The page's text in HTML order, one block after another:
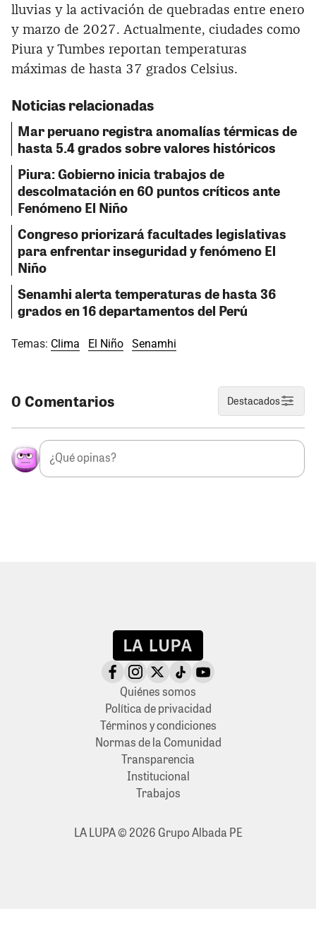
lluvias y la activación de quebradas entre enero
y marzo de 2027. Actualmente, ciudades como
Piura y Tumbes reportan temperaturas
máximas de hasta 37 grados Celsius.
Noticias relacionadas
Mar peruano registra anomalías térmicas de
hasta 5.4 grados sobre valores históricos
Piura: Gobierno inicia trabajos de
descolmatación en 60 puntos críticos ante
Fenómeno El Niño
Congreso priorizará facultades legislativas
para enfrentar inseguridad y fenómeno El
Niño
Senamhi alerta temperaturas de hasta 36
grados en 16 departamentos del Perú
Temas: Clima El Niño Senamhi
0 Comentarios Destacados
Quiénes somos
Política de privacidad
Términos y condiciones
Normas de la Comunidad
Transparencia
Institucional
Trabajos
LA LUPA © 2026 Grupo Albada PE